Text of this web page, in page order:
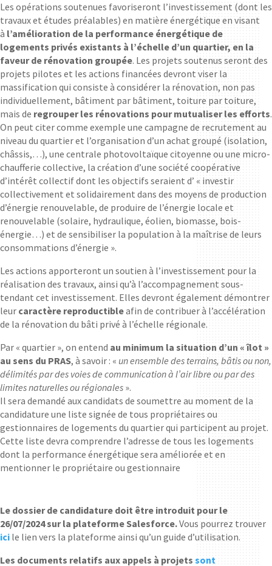
Les opérations soutenues favoriseront l’investissement (dont les
travaux et études préalables) en matière énergétique en visant
à l’amélioration de la performance énergétique de
logements privés existants à l’échelle d’un quartier, en la
faveur de rénovation groupée. Les projets soutenus seront des
projets pilotes et les actions financées devront viser la
massification qui consiste à considérer la rénovation, non pas
individuellement, bâtiment par bâtiment, toiture par toiture,
mais de regrouper les rénovations pour mutualiser les efforts.
On peut citer comme exemple une campagne de recrutement au
niveau du quartier et l’organisation d’un achat groupé (isolation,
châssis,…), une centrale photovoltaïque citoyenne ou une micro-
chaufferie collective, la création d’une société coopérative
d’intérêt collectif dont les objectifs seraient d’ « investir
collectivement et solidairement dans des moyens de production
d’énergie renouvelable, de produire de l’énergie locale et
renouvelable (solaire, hydraulique, éolien, biomasse, bois-
énergie…) et de sensibiliser la population à la maîtrise de leurs
consommations d’énergie ».
Les actions apporteront un soutien à l’investissement pour la
réalisation des travaux, ainsi qu’à l’accompagnement sous-
tendant cet investissement. Elles devront également démontrer
leur caractère reproductibleafin de contribuer à l’accélération
de la rénovation du bâti privé à l’échelle régionale.
Par « quartier », on entend au minimum la situation d’un « îlot »
au sens du PRAS, à savoir : « un ensemble des terrains, bâtis ou non,
délimités par des voies de communication à l’air libre ou par des
limites naturelles ou régionales ».
Il sera demandé aux candidats de soumettre au moment de la
candidature une liste signée de tous propriétaires ou
gestionnaires de logements du quartier qui participent au projet.
Cette liste devra comprendre l’adresse de tous les logements
dont la performance énergétique sera améliorée et en
mentionner le propriétaire ou gestionnaire
Le dossier de candidature doit être introduit pour le
26/07/2024 sur la plateforme Salesforce.Vous pourrez trouver
ici le lien vers la plateforme ainsi qu’un guide d’utilisation.
Les documents relatifs aux appels à projets sont